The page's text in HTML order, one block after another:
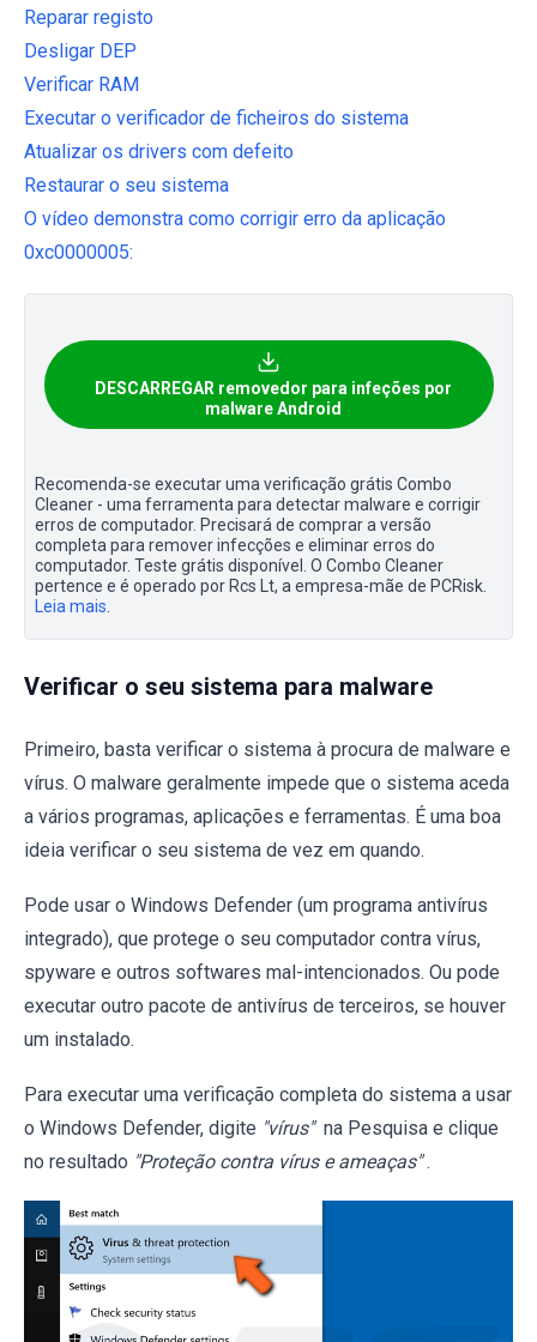
Reparar registo
Desligar DEP
Verificar RAM
Executar o verificador de ficheiros do sistema
Atualizar os drivers com defeito
Restaurar o seu sistema
O vídeo demonstra como corrigir erro da aplicação
0xc0000005:
DESCARREGAR removedor para infeções por
malware Android
Recomenda-se executar uma verificação grátis Combo
Cleaner - uma ferramenta para detectar malware e corrigir
erros de computador. Precisará de comprar a versão
completa para remover infecções e eliminar erros do
computador. Teste grátis disponível. O Combo Cleaner
pertence e é operado por Rcs Lt, a empresa-mãe de PCRisk.
Leia mais.
Verificar o seu sistema para malware
Primeiro, basta verificar o sistema à procura de malware e
vírus. O malware geralmente impede que o sistema aceda
a vários programas, aplicações e ferramentas. É uma boa
ideia verificar o seu sistema de vez em quando.
Pode usar o Windows Defender (um programa antivírus
integrado), que protege o seu computador contra vírus,
spyware e outros softwares mal-intencionados. Ou pode
executar outro pacote de antivírus de terceiros, se houver
um instalado.
Para executar uma verificação completa do sistema a usar
o Windows Defender, digite "vírus" na Pesquisa e clique
no resultado "Proteção contra vírus e ameaças" .